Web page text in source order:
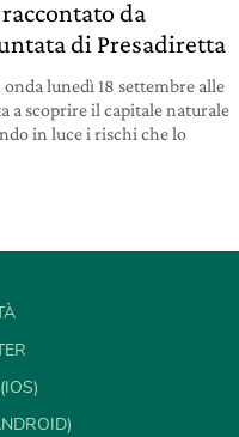
da
di Presadiretta
lunedì 18 settembre alle
a scoprire il capitale naturale
in luce i rischi che lo